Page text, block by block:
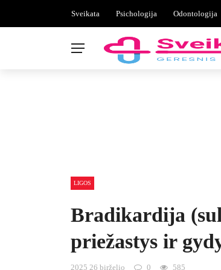
Sveikata Psichologija Odontologija
LIGOS
Bradikardija
priežastys ir
2025 26 birželio 0 585